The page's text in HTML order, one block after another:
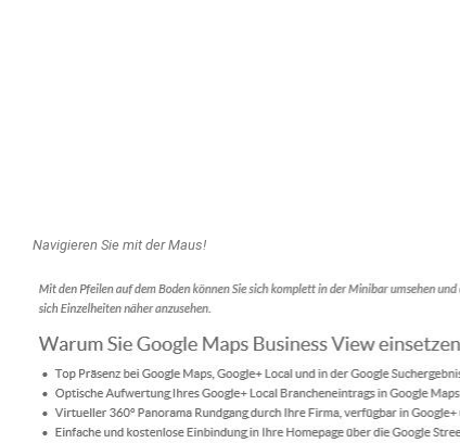
Navigieren Sie mit der Maus!